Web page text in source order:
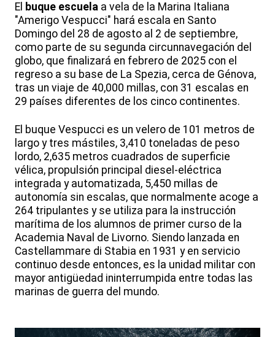
El buque escuela a vela de la Marina Italiana
"Amerigo Vespucci" hará escala en Santo
Domingo del 28 de agosto al 2 de septiembre,
como parte de su segunda circunnavegación del
globo, que finalizará en febrero de 2025 con el
regreso a su base de La Spezia, cerca de Génova,
tras un viaje de 40,000 millas, con 31 escalas en
29 países diferentes de los cinco continentes.
El buque Vespucci es un velero de 101 metros de
largo y tres mástiles, 3,410 toneladas de peso
lordo, 2,635 metros cuadrados de superficie
vélica, propulsión principal diesel-eléctrica
integrada y automatizada, 5,450 millas de
autonomía sin escalas, que normalmente acoge a
264 tripulantes y se utiliza para la instrucción
marítima de los alumnos de primer curso de la
Academia Naval de Livorno. Siendo lanzada en
Castellammare di Stabia en 1931 y en servicio
continuo desde entonces, es la unidad militar con
mayor antigüedad ininterrumpida entre todas las
marinas de guerra del mundo.